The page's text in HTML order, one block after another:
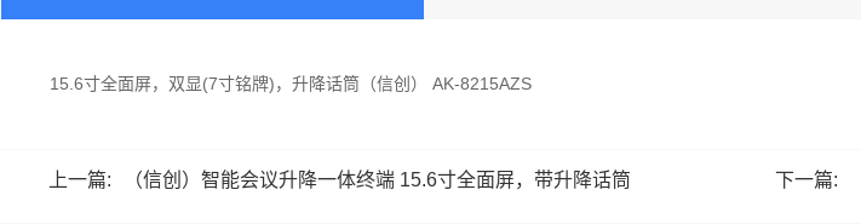
15.6寸全面屏，双显(7寸铭牌)，升降话筒（信创） AK-8215AZS
上一篇: （信创）智能会议升降一体终端 15.6寸全面屏，带升降话筒 下一篇: